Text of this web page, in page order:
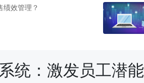
绩效管理？
统：激发员工潜能